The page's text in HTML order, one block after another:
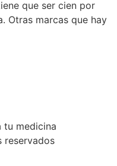
que ser cien por
Otras marcas que hay
tu medicina
reservados